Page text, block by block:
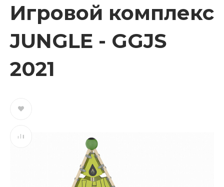
Игровой комплекс
JUNGLE - GGJS
2021